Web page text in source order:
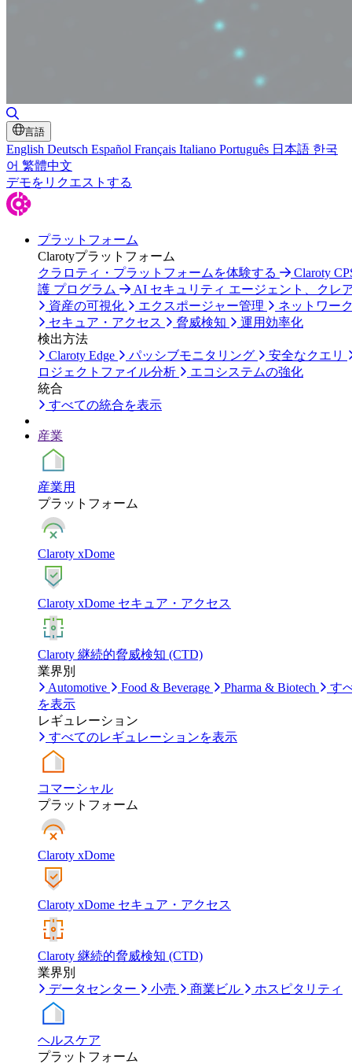
言語
English Deutsch Español Français Italiano Português 日本語 한국
어 繁體中文
デモをリクエストする
プラットフォーム
Clarotyプラットフォーム
クラロティ・プラットフォームを体験する
Claroty
護 プログラム
AI セキュリティ エージェント、クレ
資産の可視化
エクスポージャー管理
ネットワー
セキュア・アクセス
脅威検知
運用効率化
検出方法
Claroty Edge
パッシブモニタリング
安全なクエリ
ロジェクトファイル分析
エコシステムの強化
統合
すべての統合を表示
産業
産業用
プラットフォーム
Claroty xDome
Claroty xDome セキュア・アクセス
Claroty 継続的脅威検知 (CTD)
業界別
Automotive
Food & Beverage Pharma & Biotech
す
を表示
レギュレーション
すべてのレギュレーションを表示
コマーシャル
プラットフォーム
Claroty xDome
Claroty xDome セキュア・アクセス
Claroty 継続的脅威検知 (CTD)
業界別
データセンター
小売 商業ビル ホスピタリティ
ヘルスケア
プラットフォーム